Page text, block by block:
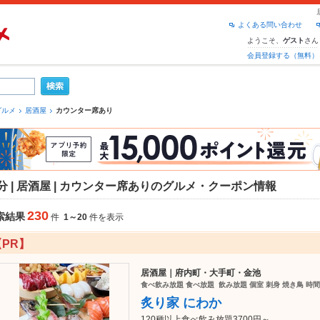
よくある問い合わせ
ようこそ、 ゲスト さん
会員登録する（無料）
メ 居酒屋 カウンター席あり
| 居酒屋 | カウンター席ありのグルメ・クーポン情報
結果230 件 1～20 件を表示
】
居酒屋｜府内町・大手町・金池
食べ飲み放題 食べ放題 飲み放題 個室 刺身 焼き鳥 時
炙り家 にわか